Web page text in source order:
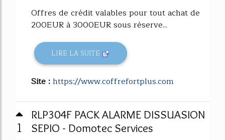
Offres de crédit valables pour tout achat de
200EUR à 3000EUR sous réserve...
LIRE LA SUITE
Site :https://www.coffrefortplus.com
1
RLP304F PACK ALARME DISSUASION
SEPIO - Domotec Services